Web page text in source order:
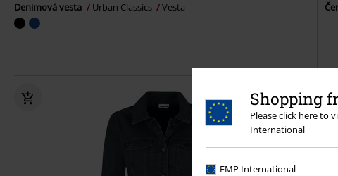
Shopping
Please click here to
International
EMP International
Denimová vesta Urban Classics Vesta